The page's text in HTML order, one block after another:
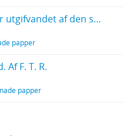
Järta och Geijer före och efter utgifvandet af den senares Litteraturblad, samt [excerpter]: Hans Järta till Nils von Rosenstein angående den förres inval i Svenska akademien 1819, m.m.
papper
F. T. R.
papper